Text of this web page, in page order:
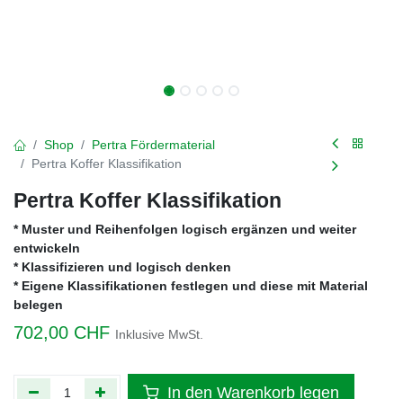
Shop
Pertra Fördermaterial
Pertra Koffer Klassifikation
Pertra Koffer Klassifikation
* Muster und Reihenfolgen logisch ergänzen und weiter
entwickeln
* Klassifizieren und logisch denken
* Eigene Klassifikationen festlegen und diese mit Material
belegen
702,00 CHF Inklusive MwSt.
In den Warenkorb legen